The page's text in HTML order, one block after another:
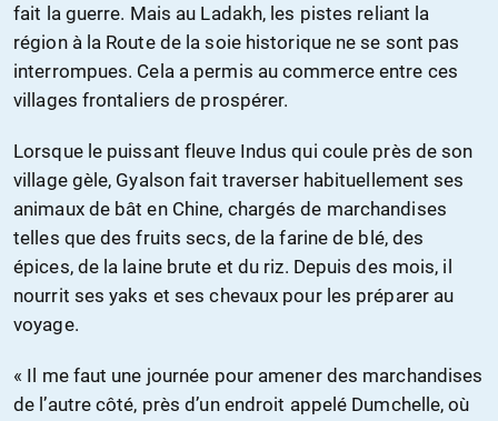
fait la guerre. Mais au Ladakh, les pistes reliant la
région à la Route de la soie historique ne se sont pas
interrompues. Cela a permis au commerce entre ces
villages frontaliers de prospérer.
Lorsque le puissant fleuve Indus qui coule près de son
village gèle, Gyalson fait traverser habituellement ses
animaux de bât en Chine, chargés de marchandises
telles que des fruits secs, de la farine de blé, des
épices, de la laine brute et du riz. Depuis des mois, il
nourrit ses yaks et ses chevaux pour les préparer au
voyage.
« Il me faut une journée pour amener des marchandises
de l’autre côté, près d’un endroit appelé Dumchelle, où